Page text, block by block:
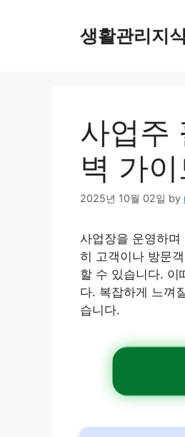
생활관리지
사업주
벽 가이
2025년 10월 02일 by
사업장을 운영하
히 고객이나 방문
할 수 있습니다. 이
다. 복잡하게 느껴
습니다.